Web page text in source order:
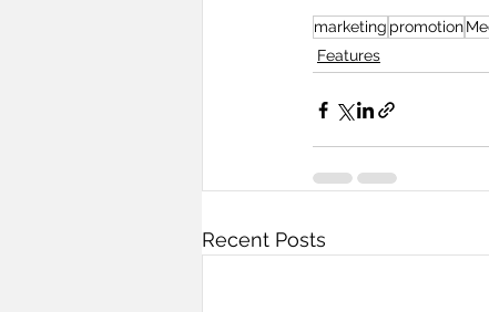
marketing promotion
Features
Recent Posts